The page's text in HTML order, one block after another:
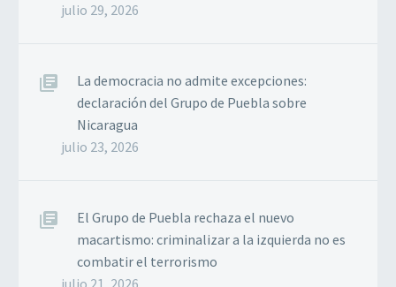
julio 29, 2026
La democracia no admite excepciones:
declaración del Grupo de Puebla sobre
Nicaragua
julio 23, 2026
El Grupo de Puebla rechaza el nuevo
macartismo: criminalizar a la izquierda no es
combatir el terrorismo